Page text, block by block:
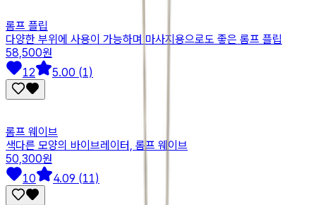
롬프 플립
다양한 부위에 사용이 가능하며 마사지용으로도 좋은 롬프 플립
58,500원
12
5.00 (1)
롬프 웨이브
색다른 모양의 바이브레이터, 롬프 웨이브
50,300원
10
4.09 (11)